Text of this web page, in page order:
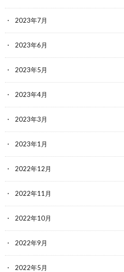
2023年7月
2023年6月
2023年5月
2023年4月
2023年3月
2023年1月
2022年12月
2022年11月
2022年10月
2022年9月
2022年5月